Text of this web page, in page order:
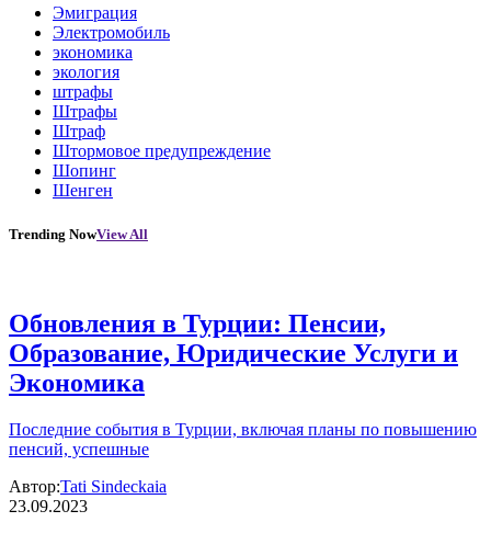
Эмиграция
Электромобиль
экономика
экология
штрафы
Штрафы
Штраф
Штормовое предупреждение
Шопинг
Шенген
Trending NowView All
Обновления в Турции: Пенсии,
Образование, Юридические Услуги и
Экономика
Последние события в Турции, включая планы по повышению
пенсий, успешные
Автор:Tati Sindeckaia
23.09.2023